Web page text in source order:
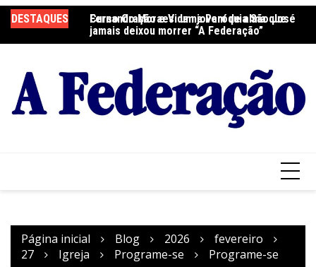
para
o
DESTAQUES
Fernando Moraes: um jovem de alma que
jamais deixou morrer “A Federação”
Curso Oração e Vida na Paróquia São José
Página inicial Blog 2026
fevereiro
27
Igreja Programe-se Programe-se